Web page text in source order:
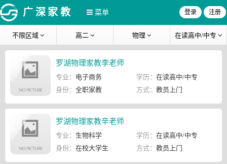
广深家教 菜单 登录 注册
不限区域 高二 物理 在读高中/中专
罗湖物理家教李老师
专业： 电子商务 学历： 在读高中/中专
身份： 全职家教 方式： 教员上门
罗湖物理家教辛老师
专业： 生物科学 学历： 在读高中/中专
身份： 在校大学生 方式： 教员上门